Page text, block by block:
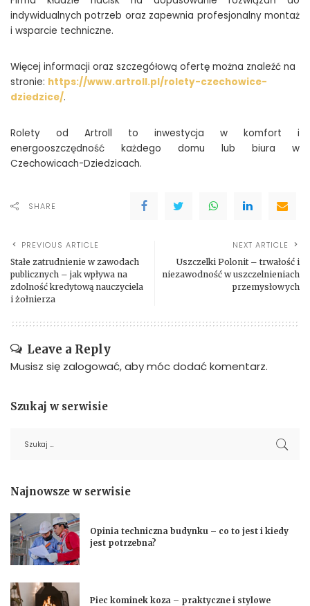
indywidualnych potrzeb oraz zapewnia profesjonalny montaż
i wsparcie techniczne.
Więcej informacji oraz szczegółową ofertę można znaleźć na
stronie: https://www.artroll.pl/rolety-czechowice-
dziedzice/.
Rolety od Artroll to inwestycja w komfort i
energooszczędność każdego domu lub biura w
Czechowicach-Dziedzicach.
SHARE
PREVIOUS ARTICLE
Stałe zatrudnienie w zawodach
publicznych – jak wpływa na
zdolność kredytową nauczyciela
i żołnierza
NEXT ARTICLE
Uszczelki Polonit – trwałość i
niezawodność w uszczelnieniach
przemysłowych
Leave a Reply
Musisz się zalogować, aby móc dodać komentarz.
Szukaj w serwisie
Najnowsze w serwisie
Opinia techniczna budynku – co to jest i kiedy
jest potrzebna?
Piec kominek koza – praktyczne i stylowe